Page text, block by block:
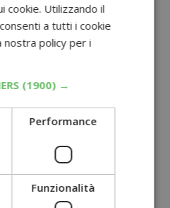
cookie. Utilizzando il
a tutti i cookie
nostra policy per i
(1900) →
Performance
Funzionalità